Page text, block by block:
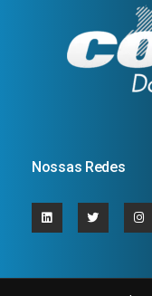
Nossas Redes